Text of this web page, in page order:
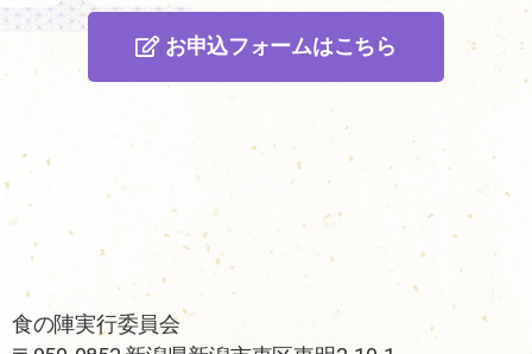
お申込フォームはこちら
食の陣実行委員会